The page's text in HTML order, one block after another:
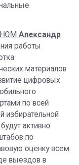
НОМ Александр
работы
материалов
цифровых
по всей
избирательной
активно
по
оценку всем
выездов в